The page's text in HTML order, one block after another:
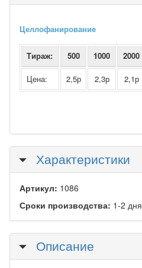
Целлофанирование
Тираж: 500 1000 2000
Цена: 2,5р 2,3р 2,1р
Скрыть
Характеристики
Артикул: 1086
Сроки производства: 1-2 дня
Скрыть
Описание